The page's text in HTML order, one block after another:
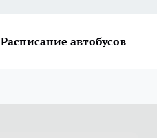
Расписание автобусов